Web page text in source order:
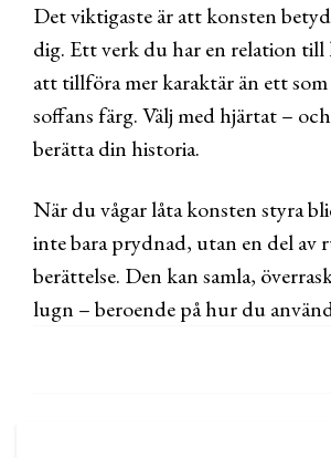
Det viktigaste är att konsten
dig. Ett verk du har en relation
att tillföra mer karaktär än ett
soffans färg. Välj med hjärtat –
berätta din historia.
När du vågar låta konsten styra
inte bara prydnad, utan en del av
berättelse. Den kan samla,
lugn – beroende på hur du